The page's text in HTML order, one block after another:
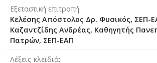
Εξεταστική επιτροπή
Κελέσης Απόστολος Δρ. Φυσικός, ΣΕΠ-
Καζαντζίδης Ανδρέας, Καθηγητής
Πατρών, ΣΕΠ-ΕΑΠ
Λέξεις κλειδιά